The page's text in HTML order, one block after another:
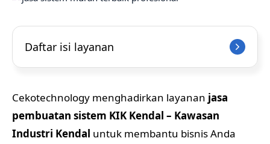
Daftar isi layanan
Cekotechnology menghadirkan layanan jasa
pembuatan sistem KIK Kendal – Kawasan
Industri Kendal untuk membantu bisnis Anda